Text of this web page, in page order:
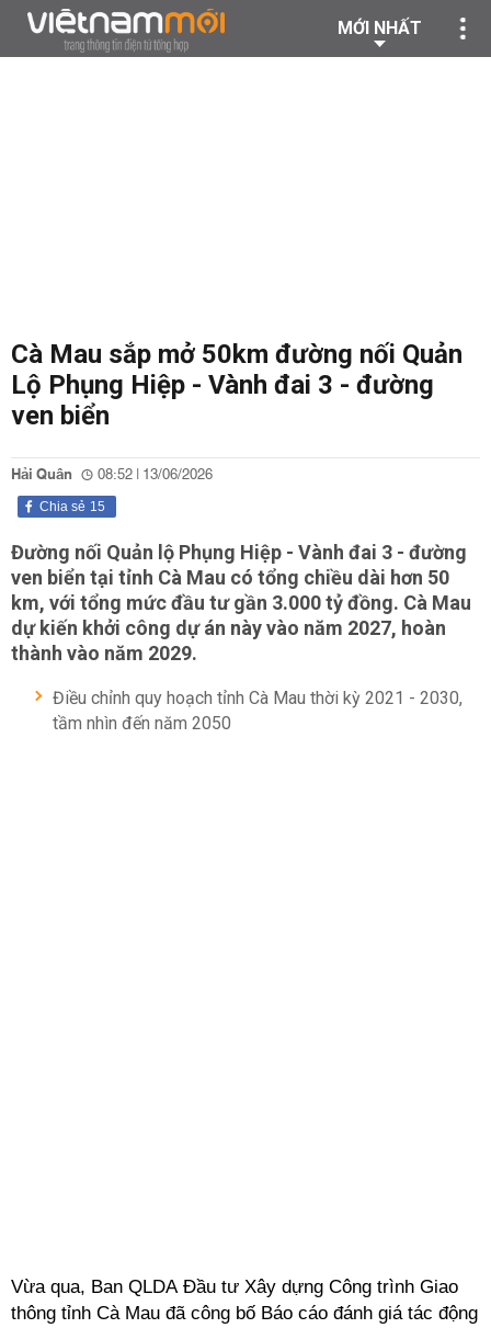
MỚI NHẤT
Cà Mau sắp mở 50km đường nối Quản
Lộ Phụng Hiệp - Vành đai 3 - đường
ven biển
Hải Quân 08:52 | 13/06/2026
15
Chia sẻ
Đường nối Quản lộ Phụng Hiệp - Vành đai 3 - đường
ven biển tại tỉnh Cà Mau có tổng chiều dài hơn 50
km, với tổng mức đầu tư gần 3.000 tỷ đồng. Cà Mau
dự kiến khởi công dự án này vào năm 2027, hoàn
thành vào năm 2029.
Điều chỉnh quy hoạch tỉnh Cà Mau thời kỳ 2021 - 2030,
tầm nhìn đến năm 2050
Vừa qua, Ban QLDA Đầu tư Xây dựng Công trình Giao
thông tỉnh Cà Mau đã công bố Báo cáo đánh giá tác động